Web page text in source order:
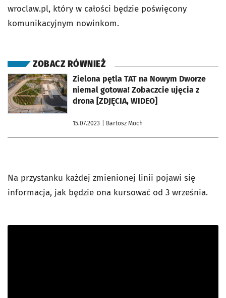
wroclaw.pl, który w całości będzie poświęcony
komunikacyjnym nowinkom.
ZOBACZ RÓWNIEŻ
Zielona pętla TAT na Nowym Dworze
niemal gotowa! Zobaczcie ujęcia z
drona [ZDJĘCIA, WIDEO]
15.07.2023 | Bartosz Moch
otworzy się w nowej karcie
Na przystanku każdej zmienionej linii pojawi się
informacja, jak będzie ona kursować od 3 września.